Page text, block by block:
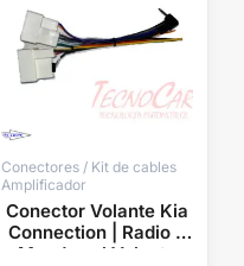
Conectores / Kit de cables
Amplificador
Conector Volante Kia
Connection | Radio y
Mandos al Volante